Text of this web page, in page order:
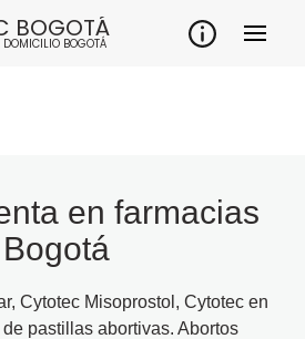
BOGOTÁ
BOGOTÁ
en farmacias
Bogotá
Cytotec Misoprostol, Cytotec en
pastillas abortivas. Abortos